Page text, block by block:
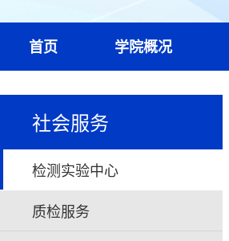
首页 学院概况
社会服务
检测实验中心
质检服务